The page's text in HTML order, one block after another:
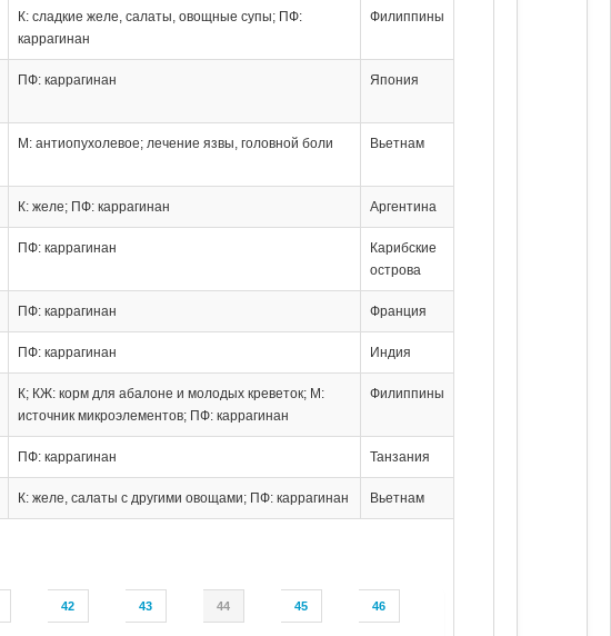
42 43 44 45 46
К: сладкие желе, салаты, овощные супы; ПФ:
каррагинан
Филиппины
ПФ: каррагинан Япония
М: антиопухолевое; лечение язвы, головной боли Вьетнам
К: желе; ПФ: каррагинан Аргентина
ПФ: каррагинан
Карибские
острова
ПФ: каррагинан Франция
ПФ: каррагинан Индия
К; КЖ: корм для абалоне и молодых креветок; М:
источник микроэлементов; ПФ: каррагинан
Филиппины
ПФ: каррагинан Танзания
К: желе, салаты с другими овощами; ПФ: каррагинан Вьетнам